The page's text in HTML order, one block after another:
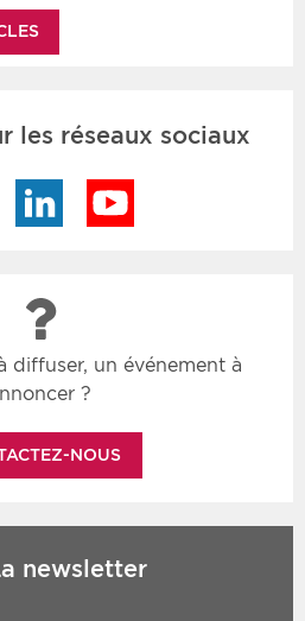
les réseaux sociaux
Twitter LinkedIn
diffuser, un événement à
?
NOUS
newsletter